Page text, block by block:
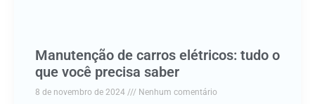
Manutenção de carros elétricos: tudo o
que você precisa saber
8 de novembro de 2024 Nenhum comentário